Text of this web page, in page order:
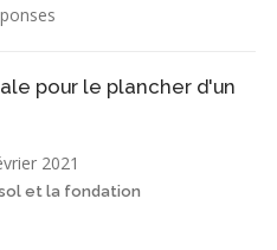
pour le plancher d'un
2021
et la fondation